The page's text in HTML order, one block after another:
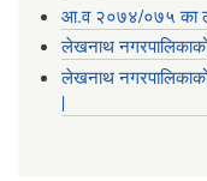
आ.व २०७४/०७५ का
लेखनाथ
लेखनाथ
|